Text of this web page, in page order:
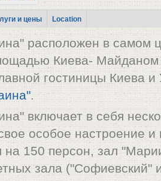
и цены Location
расположен в самом
Киева- Майданом
гостиницы Киева
включает в себя
особое настроение
на 150 персон, зал
зала ("Софиевский"